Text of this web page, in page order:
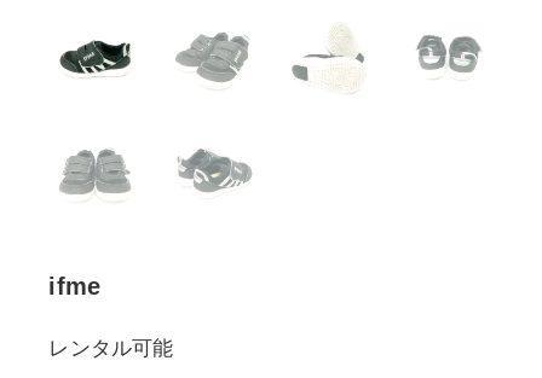
ifme
レンタル可能